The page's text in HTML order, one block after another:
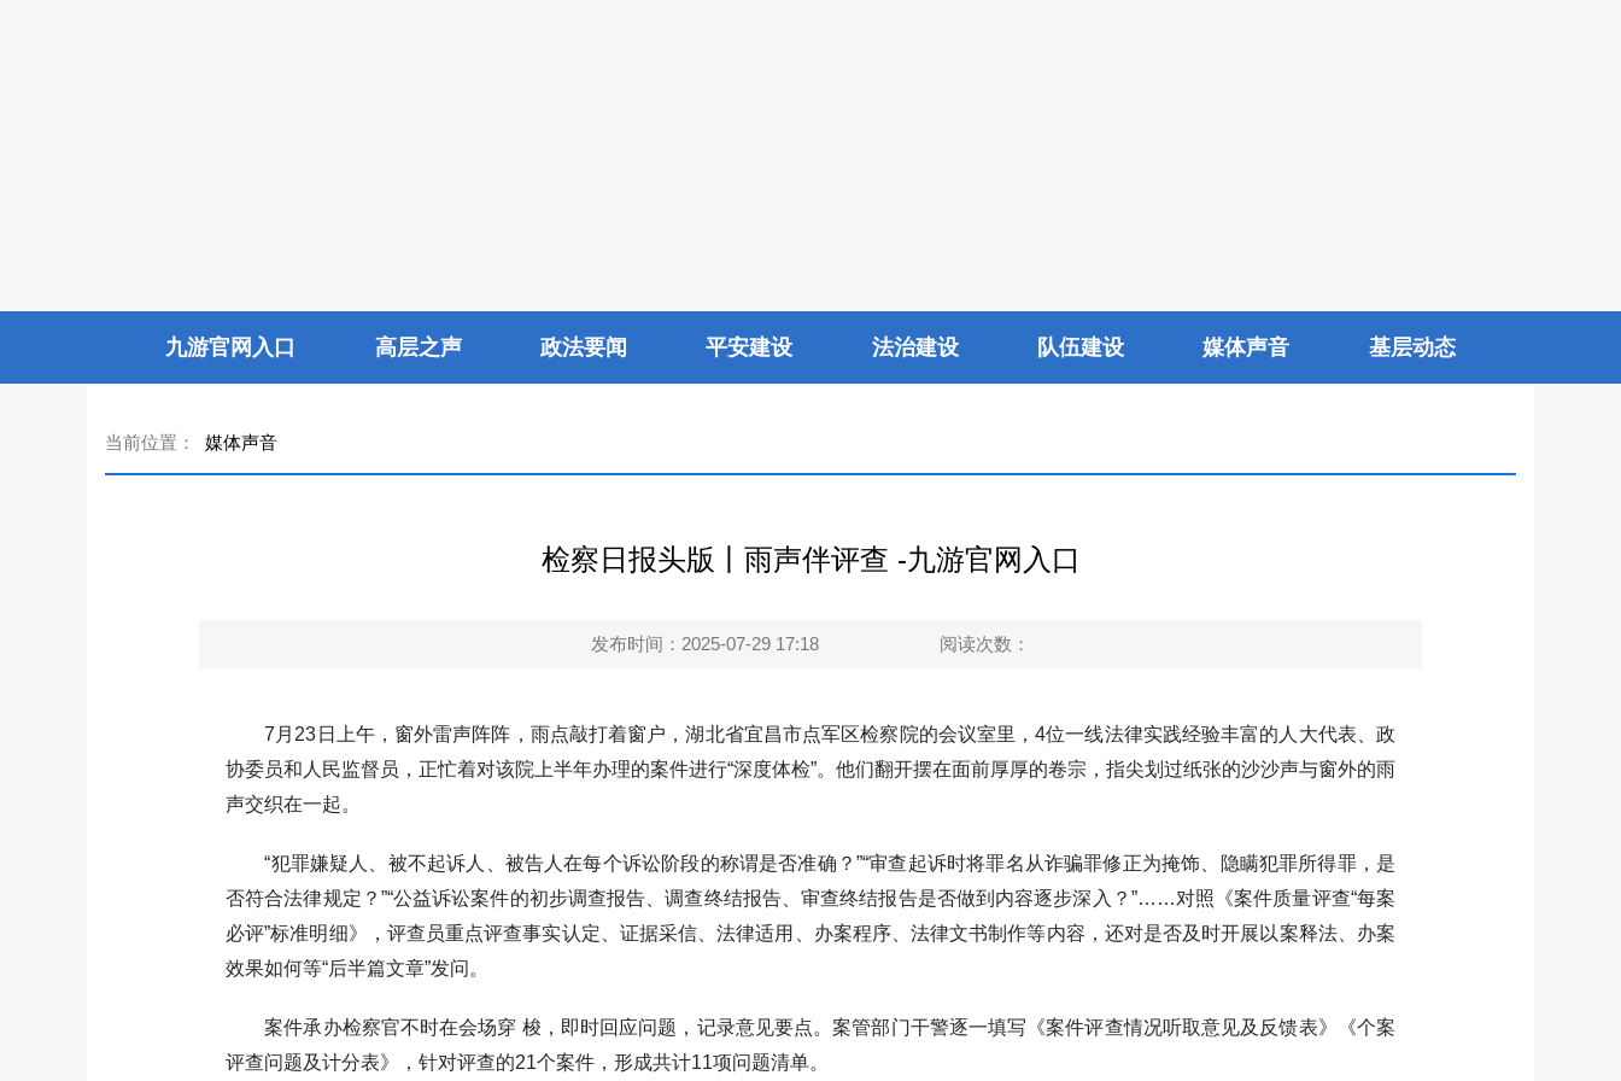
九游官网入口 高层之声 政法要闻 平安建设 法治建设 队伍建设 媒体声音 基层动态
当前位置： 媒体声音
检察日报头版丨雨声伴评查 -九游官网入口
发布时间：2025-07-29 17:18 阅读次数：
7月23日上午，窗外雷声阵阵，雨点敲打着窗户，湖北省宜昌市点军区检察院的会议室里，4位一线法律实践经验丰富的人大代表、政
协委员和人民监督员，正忙着对该院上半年办理的案件进行“深度体检”。他们翻开摆在面前厚厚的卷宗，指尖划过纸张的沙沙声与窗外的雨
声交织在一起。
“犯罪嫌疑人、被不起诉人、被告人在每个诉讼阶段的称谓是否准确？”“审查起诉时将罪名从诈骗罪修正为掩饰、隐瞒犯罪所得罪，是
否符合法律规定？”“公益诉讼案件的初步调查报告、调查终结报告、审查终结报告是否做到内容逐步深入？”……对照《案件质量评查“每案
必评”标准明细》，评查员重点评查事实认定、证据采信、法律适用、办案程序、法律文书制作等内容，还对是否及时开展以案释法、办案
效果如何等“后半篇文章”发问。
案件承办检察官不时在会场穿 梭，即时回应问题，记录意见要点。案管部门干警逐一填写《案件评查情况听取意见及反馈表》《个案
评查问题及计分表》，针对评查的21个案件，形成共计11项问题清单。